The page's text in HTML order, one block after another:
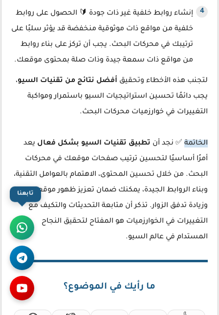
إنشاء روابط خلفية غير ذات جودة 🔰 الحصول على روابط
خلفية من مواقع ذات موثوقية منخفضة قد يؤثر سلبًا على
ترتيبك في محركات البحث. يجب أن تركز على بناء روابط
من مواقع ذات سمعة جيدة وذات صلة بمحتوى موقعك.
لتجنب هذه الأخطاء وتحقيق أفضل نتائج من تقنيات السيو،
يجب دائمًا تحسين استراتيجيات السيو باستمرار ومواكبة
التغييرات في خوارزميات محركات البحث.
الخاتمة ✅ نجد أن تطبيق تقنيات السيو بشكل فعال يعد
أمرًا أساسيًا لتحسين ترتيب صفحات موقعك في محركات
البحث. من خلال تحسين المحتوى، الاهتمام بالعوامل التقنية،
وبناء الروابط الجيدة، يمكنك ضمان تعزيز ظهور موقعك
وزيادة تدفق الزوار. تذكر أن متابعة التحديثات والتكيف مع
التغييرات في الخوارزميات هو المفتاح لتحقيق النجاح
المستدام في عالم السيو.
ما رأيك في الموضوع؟
تابعنا